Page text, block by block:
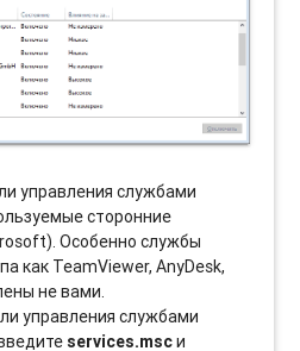
управления службами
сторонние
Особенно службы
как TeamViewer, AnyDesk,
не вами.
управления службами
services.mscи